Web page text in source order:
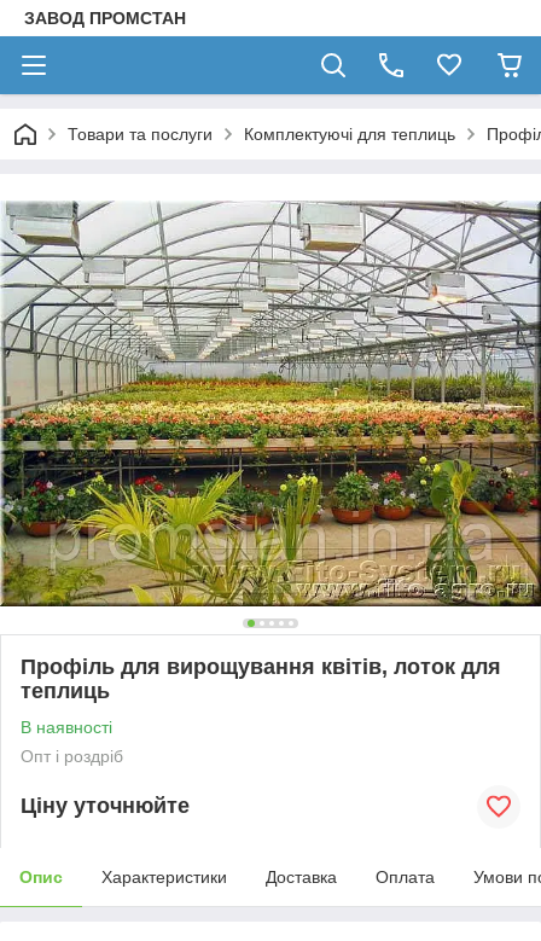
ЗАВОД ПРОМСТАН
Товари та послуги Комплектуючі для теплиць
Профіль для вирощування квітів, лоток для
теплиць
В наявності
Опт і роздріб
Ціну уточнюйте
Опис Характеристики Доставка Оплата Умови